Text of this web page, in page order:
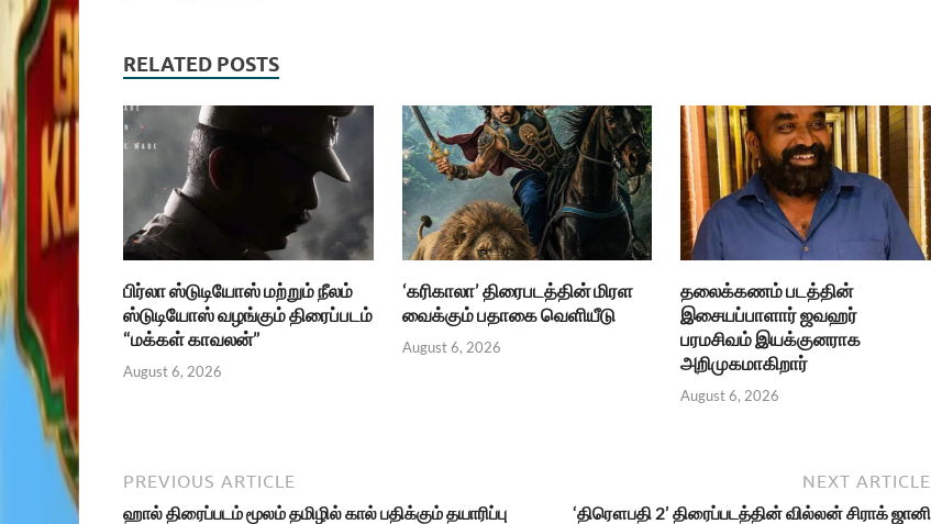
RELATED POSTS
பிர்லா ஸ்டுடியோஸ் மற்றும் நீலம்
ஸ்டுடியோஸ் வழங்கும் திரைப்படம்
“மக்கள் காவலன்”
August 6, 2026
‘கரிகாலா’ திரைபடத்தின் மிரள
வைக்கும் பதாகை வெளியீடு
August 6, 2026
தலைக்கணம் படத்தின்
இசையப்பாளார் ஜவஹர்
பரமசிவம் இயக்குனராக
அறிமுகமாகிறார்
August 6, 2026
PREVIOUS ARTICLE
ஹால் திரைப்படம் மூலம் தமிழில் கால் பதிக்கும் தயாரிப்பு
NEXT ARTICLE
‘திரௌபதி 2’ திரைப்படத்தின் வில்லன் சிராக் ஜானி